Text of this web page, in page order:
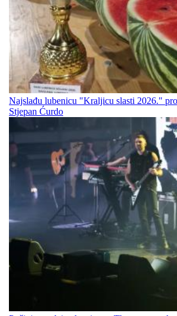
Najslađu lubenicu "Kraljicu slasti 2026."
Stjepan Ćurdo